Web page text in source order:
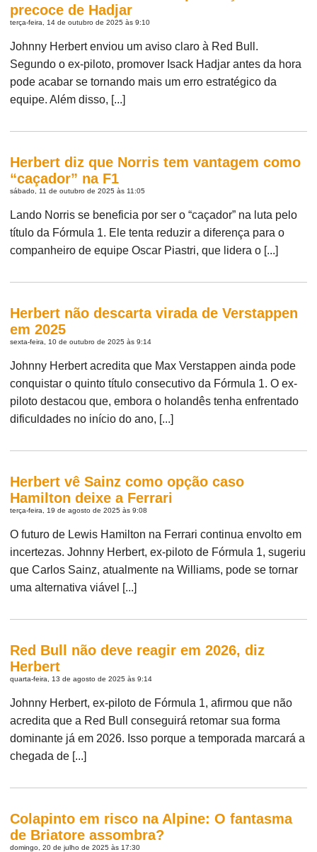
precoce de Hadjar
terça-feira, 14 de outubro de 2025 às 9:10
Johnny Herbert enviou um aviso claro à Red Bull.
Segundo o ex-piloto, promover Isack Hadjar antes da hora
pode acabar se tornando mais um erro estratégico da
equipe. Além disso, [...]
Herbert diz que Norris tem vantagem como
“caçador” na F1
sábado, 11 de outubro de 2025 às 11:05
Lando Norris se beneficia por ser o “caçador” na luta pelo
título da Fórmula 1. Ele tenta reduzir a diferença para o
companheiro de equipe Oscar Piastri, que lidera o [...]
Herbert não descarta virada de Verstappen
em 2025
sexta-feira, 10 de outubro de 2025 às 9:14
Johnny Herbert acredita que Max Verstappen ainda pode
conquistar o quinto título consecutivo da Fórmula 1. O ex-
piloto destacou que, embora o holandês tenha enfrentado
dificuldades no início do ano, [...]
Herbert vê Sainz como opção caso
Hamilton deixe a Ferrari
terça-feira, 19 de agosto de 2025 às 9:08
O futuro de Lewis Hamilton na Ferrari continua envolto em
incertezas. Johnny Herbert, ex-piloto de Fórmula 1, sugeriu
que Carlos Sainz, atualmente na Williams, pode se tornar
uma alternativa viável [...]
Red Bull não deve reagir em 2026, diz
Herbert
quarta-feira, 13 de agosto de 2025 às 9:14
Johnny Herbert, ex-piloto de Fórmula 1, afirmou que não
acredita que a Red Bull conseguirá retomar sua forma
dominante já em 2026. Isso porque a temporada marcará a
chegada de [...]
Colapinto em risco na Alpine: O fantasma
de Briatore assombra?
domingo, 20 de julho de 2025 às 17:30